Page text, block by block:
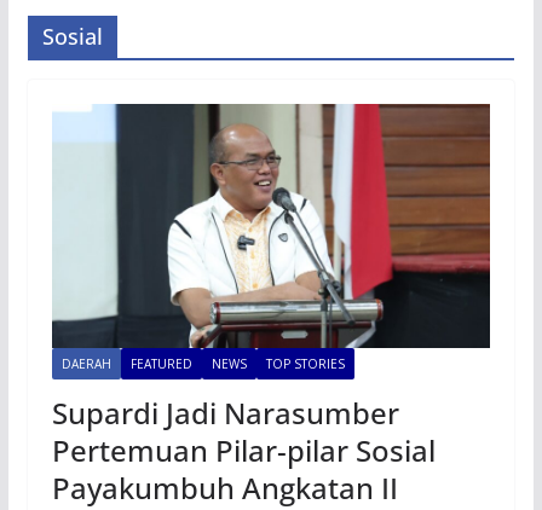
Sosial
DAERAH FEATURED NEWS TOP STORIES
Supardi Jadi Narasumber
Pertemuan Pilar-pilar Sosial
Payakumbuh Angkatan II